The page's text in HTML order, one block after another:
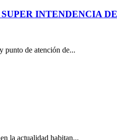
INTENDENCIA
punto de atención de...
la actualidad habitan...